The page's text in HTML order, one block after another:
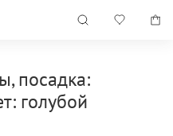
посадка:
голубой